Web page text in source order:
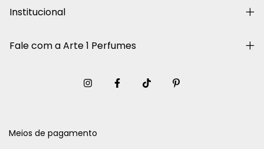
Institucional
Fale com a Arte 1 Perfumes
Meios de pagamento